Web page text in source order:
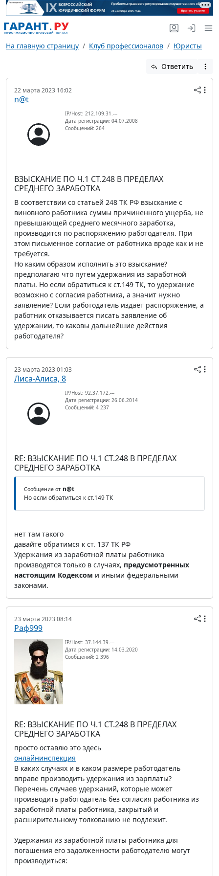
На главную страницу Клуб профессионалов Юристы
Ответить
22 марта 2023 16:02
n@t
IP/Host: 212.109.31.---
Дата регистрации: 04.07.2008
Сообщений: 264
ВЗЫСКАНИЕ ПО Ч.1 СТ.248 В ПРЕДЕЛАХ
СРЕДНЕГО ЗАРАБОТКА
В соответствии со статьей 248 ТК РФ взыскание с
виновного работника суммы причиненного ущерба, не
превышающей среднего месячного заработка,
производится по распоряжению работодателя. При
этом письменное согласие от работника вроде как и не
требуется.
Но каким образом исполнить это взыскание?
предполагаю что путем удержания из заработной
платы. Но если обратиться к ст.149 ТК, то удержание
возможно с согласия работника, а значит нужно
заявление? Если работодатель издает распоряжение, а
работник отказывается писать заявление об
удержании, то каковы дальнейшие действия
работодателя?
23 марта 2023 01:03
Лиса-Алиса, 8
IP/Host: 92.37.172.---
Дата регистрации: 26.06.2014
Сообщений: 4 237
RE: ВЗЫСКАНИЕ ПО Ч.1 СТ.248 В ПРЕДЕЛАХ
СРЕДНЕГО ЗАРАБОТКА
Сообщение от n@t
Но если обратиться к ст.149 ТК
нет там такого
давайте обратимся к ст. 137 ТК РФ
Удержания из заработной платы работника
производятся только в случаях, предусмотренных
настоящим Кодексом и иными федеральными
законами.
23 марта 2023 08:14
Раф999
IP/Host: 37.144.39.---
Дата регистрации: 14.03.2020
Сообщений: 2 396
RE: ВЗЫСКАНИЕ ПО Ч.1 СТ.248 В ПРЕДЕЛАХ
СРЕДНЕГО ЗАРАБОТКА
просто оставлю это здесь
онлайнинспекция
В каких случаях и в каком размере работодатель
вправе производить удержания из зарплаты?
Перечень случаев удержаний, которые может
производить работодатель без согласия работника из
заработной платы работника, закрытый и
расширительному толкованию не подлежит.
Удержания из заработной платы работника для
погашения его задолженности работодателю могут
производиться: